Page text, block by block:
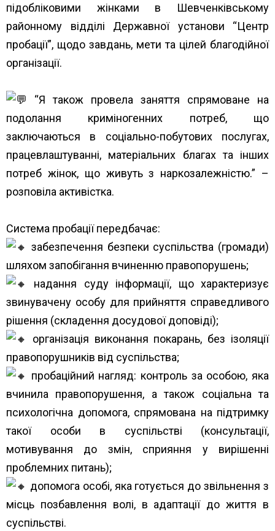
підобліковими жінками в Шевченківському
районному відділі Державної установи “Центр
пробації”, щодо завдань, мети та цілей благодійної
організації.
“Я також провела заняття спрямоване на
подолання криміногенних потреб, що
заключаються в соціально-побутових послугах,
працевлаштуванні, матеріальних благах та інших
потреб жінок, що живуть з наркозалежністю.” –
розповіла активістка.
Система пробації передбачає:
забезпечення безпеки суспільства (громади)
шляхом запобігання вчиненню правопорушень;
надання суду інформації, що характеризує
звинувачену особу для прийняття справедливого
рішення (складення досудової доповіді);
організація виконання покарань, без ізоляції
правопорушників від суспільства;
пробаційний нагляд: контроль за особою, яка
вчинила правопорушення, а також соціальна та
психологічна допомога, спрямована на підтримку
такої особи в суспільстві (консультації,
мотивування до змін, сприяння у вирішенні
проблемних питань);
допомога особі, яка готується до звільнення з
місць позбавлення волі, в адаптації до життя в
суспільстві.